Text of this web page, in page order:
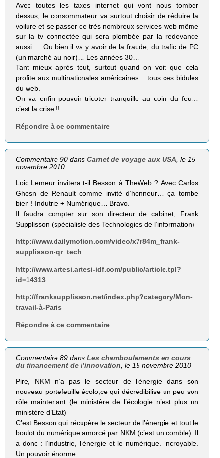
Avec toutes les taxes internet qui vont nous tomber
dessus, le consommateur va surtout choisir de réduire la
voilure et se passer de très nombreux services web même
sur la tv connectée qui sera plombée par la redevance
aussi…. Ou bien il va y avoir de la fraude, du trafic de PC
(un marché au noir)… Les années 30…
Tant mieux après tout, surtout quand on voit que cela
profite aux multinationales américaines… tous ces bidules
du web.
On va enfin pouvoir tricoter tranquille au coin du feu…
c’est la crise !!
Répondre à ce commentaire
Commentaire 90 dansCarnet de voyage aux USA, le 15
novembre 2010
Loic Lemeur invitera t-il Besson à TheWeb ? Avec Carlos
Ghosn de Renault comme invité d’honneur… ça tombe
bien ! Indutrie + Numérique… Bravo.
Il faudra compter sur son directeur de cabinet, Frank
Supplisson (spécialiste des Technologies de l’information)
http://www.dailymotion.com/video/x7r84m_frank-
supplisson-qr_tech
http://www.artesi.artesi-idf.com/public/article.tpl?
id=14313
http://franksupplisson.net/index.php?category/Mon-
travail-à-Paris
Répondre à ce commentaire
Commentaire 89 dansLes chamboulements en cours
du financement de l’innovation , le 15 novembre 2010
Pire, NKM n’a pas le secteur de l’énergie dans son
nouveau portefeuille écolo,ce qui décrédibilise un peu son
rôle maintenant (le ministère de l’écologie n’est plus un
ministère d’Etat)
C’est Besson qui récupère le secteur de l’énergie et tout le
boulot du numérique amorcé par NKM (c’est un comble). Il
a donc : l’industrie, l’énergie et le numérique. Incroyable.
Un pouvoir énorme.